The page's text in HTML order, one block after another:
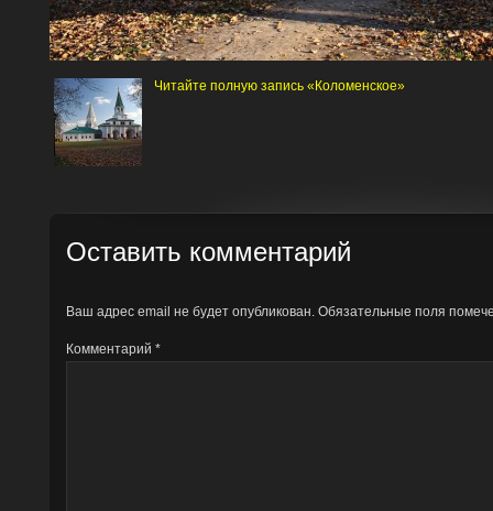
Читайте полную запись «Коломенское»
Оставить комментарий
Ваш адрес email не будет опубликован. Обязательные поля
Комментарий *